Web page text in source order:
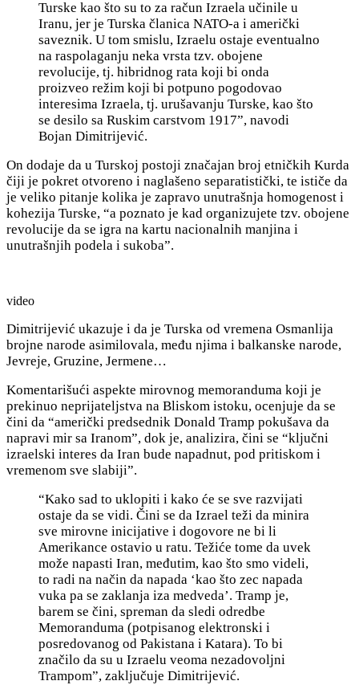
Turske kao što su to za račun Izraela učinile u
Iranu, jer je Turska članica NATO-a i američki
saveznik. U tom smislu, Izraelu ostaje eventualno
na raspolaganju neka vrsta tzv. obojene
revolucije, tj. hibridnog rata koji bi onda
proizveo režim koji bi potpuno pogodovao
interesima Izraela, tj. urušavanju Turske, kao što
se desilo sa Ruskim carstvom 1917”, navodi
Bojan Dimitrijević.
On dodaje da u Turskoj postoji značajan broj etničkih Kurda
čiji je pokret otvoreno i naglašeno separatistički, te ističe da
je veliko pitanje kolika je zapravo unutrašnja homogenost i
kohezija Turske, “a poznato je kad organizujete tzv. obojene
revolucije da se igra na kartu nacionalnih manjina i
unutrašnjih podela i sukoba”.
video
Dimitrijević ukazuje i da je Turska od vremena Osmanlija
brojne narode asimilovala, među njima i balkanske narode,
Jevreje, Gruzine, Jermene…
Komentarišući aspekte mirovnog memoranduma koji je
prekinuo neprijateljstva na Bliskom istoku, ocenjuje da se
čini da “američki predsednik Donald Tramp pokušava da
napravi mir sa Iranom”, dok je, analizira, čini se “ključni
izraelski interes da Iran bude napadnut, pod pritiskom i
vremenom sve slabiji”.
“Kako sad to uklopiti i kako će se sve razvijati
ostaje da se vidi. Čini se da Izrael teži da minira
sve mirovne inicijative i dogovore ne bi li
Amerikance ostavio u ratu. Težiće tome da uvek
može napasti Iran, međutim, kao što smo videli,
to radi na način da napada ‘kao što zec napada
vuka pa se zaklanja iza medveda’. Tramp je,
barem se čini, spreman da sledi odredbe
Memoranduma (potpisanog elektronski i
posredovanog od Pakistana i Katara). To bi
značilo da su u Izraelu veoma nezadovoljni
Trampom”, zaključuje Dimitrijević.